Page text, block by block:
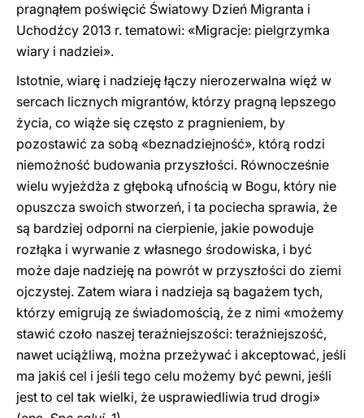
pragnąłem poświęcić Światowy Dzień Migranta i
Uchodźcy 2013 r. tematowi: «Migracje: pielgrzymka
wiary i nadziei».
Istotnie, wiarę i nadzieję łączy nierozerwalna więź w
sercach licznych migrantów, którzy pragną lepszego
życia, co wiąże się często z pragnieniem, by
pozostawić za sobą «beznadziejność», którą rodzi
niemożność budowania przyszłości. Równocześnie
wielu wyjeżdża z głęboką ufnością w Bogu, który nie
opuszcza swoich stworzeń, i ta pociecha sprawia, że
są bardziej odporni na cierpienie, jakie powoduje
rozłąka i wyrwanie z własnego środowiska, i być
może daje nadzieję na powrót w przyszłości do ziemi
ojczystej. Zatem wiara i nadzieja są bagażem tych,
którzy emigrują ze świadomością, że z nimi «możemy
stawić czoło naszej teraźniejszości: teraźniejszość,
nawet uciążliwą, można przeżywać i akceptować, jeśli
ma jakiś cel i jeśli tego celu możemy być pewni, jeśli
jest to cel tak wielki, że usprawiedliwia trud drogi»